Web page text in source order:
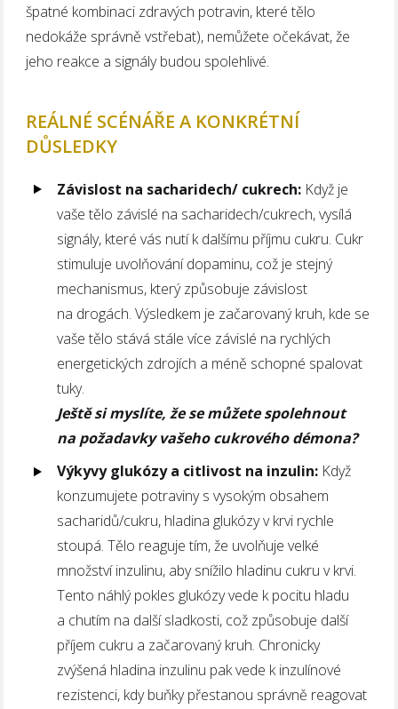
špatné kombinaci zdravých potravin, které tělo
nedokáže správně vstřebat), nemůžete očekávat, že
jeho reakce a signály budou spolehlivé.
REÁLNÉ SCÉNÁŘE A KONKRÉTNÍ
DŮSLEDKY
Závislost na sacharidech/ cukrech: Když je
vaše tělo závislé na sacharidech/cukrech, vysílá
signály, které vás nutí k dalšímu příjmu cukru. Cukr
stimuluje uvolňování dopaminu, což je stejný
mechanismus, který způsobuje závislost
na drogách. Výsledkem je začarovaný kruh, kde se
vaše tělo stává stále více závislé na rychlých
energetických zdrojích a méně schopné spalovat
tuky.
Ještě si myslíte, že se můžete spolehnout
na požadavky vašeho cukrového démona?
Výkyvy glukózy a citlivost na inzulin: Když
konzumujete potraviny s vysokým obsahem
sacharidů/cukru, hladina glukózy v krvi rychle
stoupá. Tělo reaguje tím, že uvolňuje velké
množství inzulinu, aby snížilo hladinu cukru v krvi.
Tento náhlý pokles glukózy vede k pocitu hladu
a chutím na další sladkosti, což způsobuje další
příjem cukru a začarovaný kruh. Chronicky
zvýšená hladina inzulinu pak vede k inzulínové
rezistenci, kdy buňky přestanou správně reagovat